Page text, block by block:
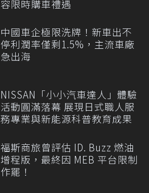
容限時購車禮遇
中國車企極限洗牌！新車出不
停利潤率僅剩1.5%，主流車廠
急出海
NISSAN「小小汽車達人」體驗
活動圓滿落幕 展現日式職人服
務專業與新能源科普教育成果
福斯商旅曾評估 ID. Buzz 燃油
增程版，最終因 MEB 平台限制
作罷！